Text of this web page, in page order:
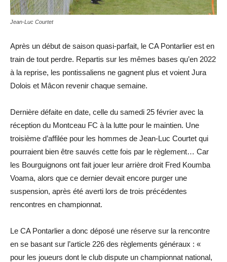
Jean-Luc Courtet
Après un début de saison quasi-parfait, le CA Pontarlier est en
train de tout perdre. Repartis sur les mêmes bases qu’en 2022
à la reprise, les pontissaliens ne gagnent plus et voient Jura
Dolois et Mâcon revenir chaque semaine.
Dernière défaite en date, celle du samedi 25 février avec la
réception du Montceau FC à la lutte pour le maintien. Une
troisième d’affilée pour les hommes de Jean-Luc Courtet qui
pourraient bien être sauvés cette fois par le règlement… Car
les Bourguignons ont fait jouer leur arrière droit Fred Koumba
Voama, alors que ce dernier devait encore purger une
suspension, après été averti lors de trois précédentes
rencontres en championnat.
Le CA Pontarlier a donc déposé une réserve sur la rencontre
en se basant sur l’article 226 des règlements généraux : «
pour les joueurs dont le club dispute un championnat national,